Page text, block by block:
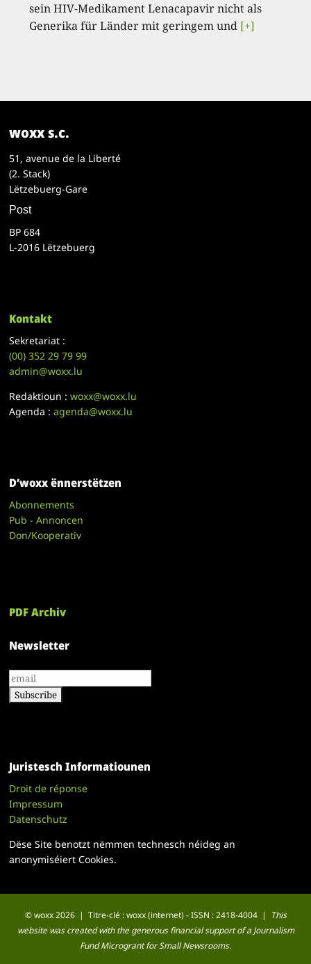
sein HIV-Medikament Lenacapavir nicht als
Generika für Länder mit geringem und [+]
woxx s.c.
51, avenue de la Liberté
(2. Stack)
Lëtzebuerg-Gare
Post
BP 684
L-2016 Lëtzebuerg
Kontakt
Sekretariat :
(00)352 29 79 99
admin@woxx.lu
Redaktioun :woxx@woxx.lu
Agenda :agenda@woxx.lu
D’woxx ënnerstëtzen
Abonnements
Pub - Annoncen
Don/Kooperativ
PDF Archiv
Newsletter
Juristesch Informatiounen
Droit de réponse
Impressum
Datenschutz
Dëse Site benotzt nëmmen technesch néideg an
anonymiséiert Cookies.
© woxx 2026 | Titre-clé : woxx (internet) - ISSN : 2418-4004 |
This
website was created with the generous financial support of a Journalism
Fund Microgrant for Small Newsrooms.